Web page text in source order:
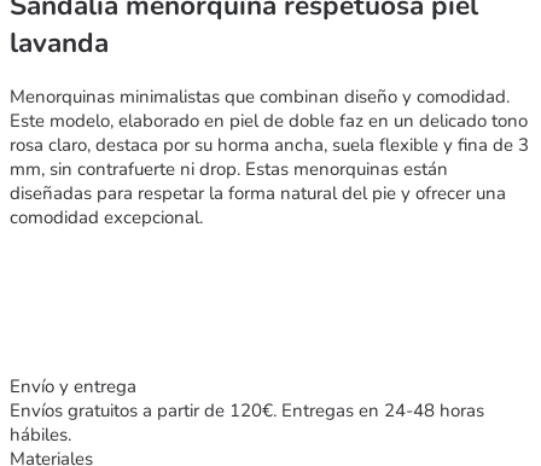
lavanda
Menorquinas minimalistas que combinan diseño y comodidad.
Este modelo, elaborado en piel de doble faz en un delicado tono
rosa claro, destaca por su horma ancha, suela flexible y fina de 3
mm, sin contrafuerte ni drop. Estas menorquinas están
diseñadas para respetar la forma natural del pie y ofrecer una
comodidad excepcional.
Envío y entrega
Envíos gratuitos a partir de 120€. Entregas en 24-48 horas
hábiles.
Materiales